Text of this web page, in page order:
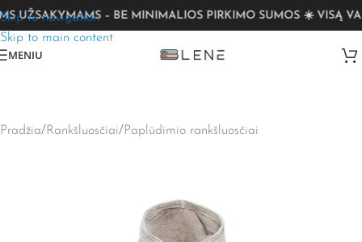
Skip to navigation
Skip to main content
– BE MINIMALIOS PIRKIMO SUMOS ☀️ VISĄ
MENIU
Pradžia/Rankšluosčiai/Paplūdimio rankšluosčiai